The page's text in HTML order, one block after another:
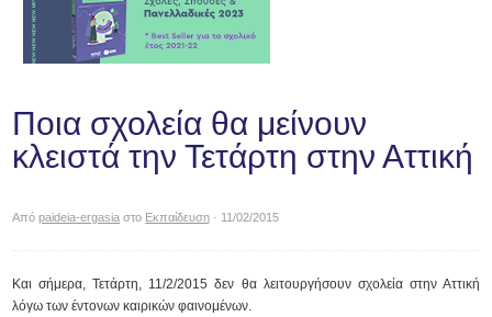
Ποια σχολεία θα μείνουν
κλειστά την Τετάρτη στην Αττική
Απόpaideia-ergasia στο Εκπαίδευση · 11/02/2015
Και σήμερα, Τετάρτη, 11/2/2015 δεν θα λειτουργήσουν σχολεία στην Αττική
λόγω των έντονων καιρικών φαινομένων.